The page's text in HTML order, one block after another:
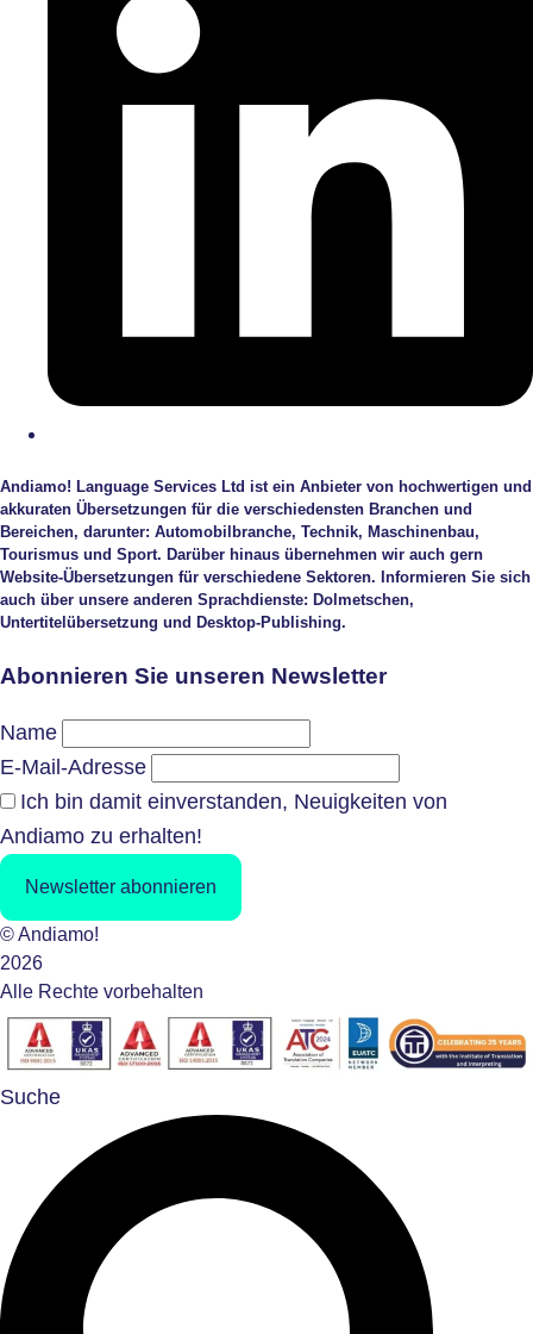
Andiamo! Language Services Ltd ist ein Anbieter von hochwertigen und
akkuraten Übersetzungen für die verschiedensten Branchen und
Bereichen, darunter: Automobilbranche, Technik, Maschinenbau,
Tourismus und Sport. Darüber hinaus übernehmen wir auch gern
Website-Übersetzungen für verschiedene Sektoren. Informieren Sie sich
auch über unsere anderen Sprachdienste: Dolmetschen,
Untertitelübersetzung und Desktop-Publishing.
Abonnieren Sie unseren Newsletter
Name
E-Mail-Adresse
Ich bin damit einverstanden, Neuigkeiten von
Andiamo zu erhalten!
Newsletter abonnieren
© Andiamo!
2026
Alle Rechte vorbehalten
Suche